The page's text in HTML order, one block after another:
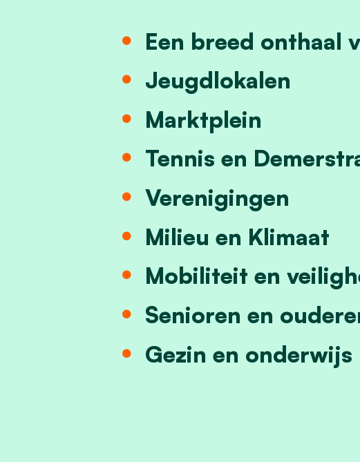
Een breed onthaal
Jeugdlokalen
Marktplein
Tennis en
Verenigingen
Milieu en Klimaat
Mobiliteit en
Senioren en
Gezin en onderwijs